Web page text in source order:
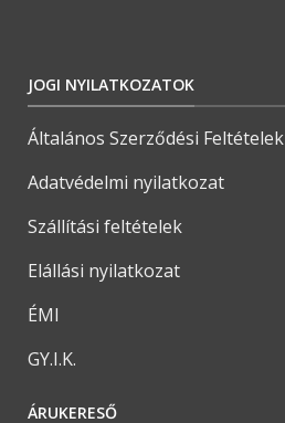
JOGI NYILATKOZATOK
Általános Szerződési Feltételek
Adatvédelmi nyilatkozat
Szállítási feltételek
Elállási nyilatkozat
ÉMI
GY.I.K.
ÁRUKERESŐ